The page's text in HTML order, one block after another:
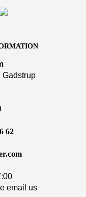
Gadstrup
62
email us